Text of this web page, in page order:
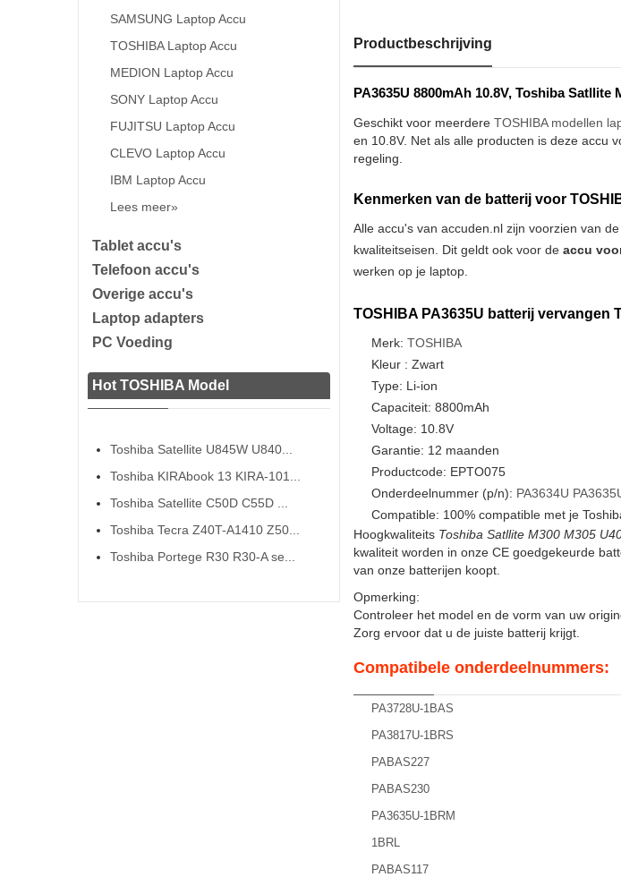
SAMSUNG Laptop Accu
TOSHIBA Laptop Accu
MEDION Laptop Accu
SONY Laptop Accu
FUJITSU Laptop Accu
CLEVO Laptop Accu
IBM Laptop Accu
Lees meer»
Tablet accu's
Telefoon accu's
Overige accu's
Laptop adapters
PC Voeding
Hot TOSHIBA Model
Toshiba Satellite U845W U840...
Toshiba KIRAbook 13 KIRA-101...
Toshiba Satellite C50D C55D ...
Toshiba Tecra Z40T-A1410 Z50...
Toshiba Portege R30 R30-A se...
Productbeschrijving
PA3635U 8800mAh 10.8V, Toshiba
Geschikt voor meerdere TOSHIBA modellen
en 10.8V. Net als alle producten is deze accu
regeling.
Kenmerken van de batterij voor
Alle accu's van accuden.nl zijn voorzien van
kwaliteitseisen. Dit geldt ook voor de accu
werken op je laptop.
TOSHIBA PA3635U batterij vervangen
Merk: TOSHIBA
Kleur : Zwart
Type: Li-ion
Capaciteit: 8800mAh
Voltage: 10.8V
Garantie: 12 maanden
Productcode: EPTO075
Onderdeelnummer (p/n): PA3634U
Compatible: 100% compatible met je
Hoogkwaliteits Toshiba Satllite M300 M305
kwaliteit worden in onze CE goedgekeurde
van onze batterijen koopt.
Opmerking:
Controleer het model en de vorm van uw
Zorg ervoor dat u de juiste batterij krijgt.
Compatibele onderdeelnummers:
PA3728U-1BAS
PA3817U-1BRS
PABAS227
PABAS230
PA3635U-1BRM
1BRL
PABAS117